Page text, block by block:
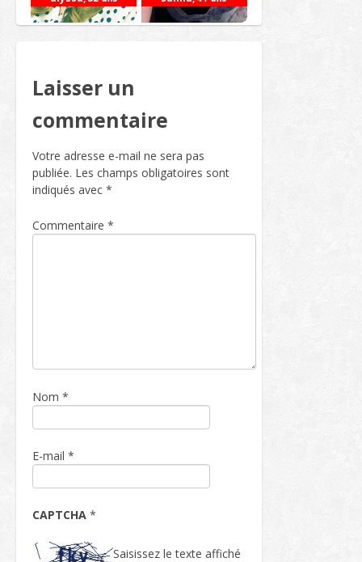
Laisser un
commentaire
Votre adresse e-mail ne sera pas
publiée. Les champs obligatoires sont
indiqués avec *
Commentaire *
Nom *
E-mail *
CAPTCHA *
Saisissez le texte affiché